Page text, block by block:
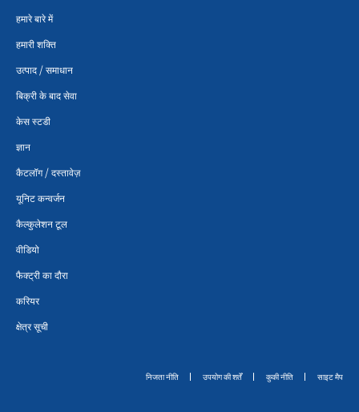
हमारे बारे में
हमारी शक्ति
उत्पाद / समाधान
बिक्री के बाद सेवा
केस स्टडी
ज्ञान
कैटलॉग / दस्तावेज़
यूनिट कन्वर्जन
कैल्कुलेशन टूल
वीडियो
फैक्ट्री का दौरा
करियर
क्षेत्र सूची
निजता नीति उपयोग की शर्तें कुकी नीति साइट मैप